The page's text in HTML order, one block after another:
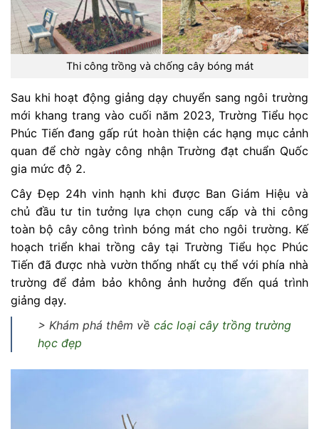
Thi công trồng và chống cây bóng mát
Sau khi hoạt động giảng dạy chuyển sang ngôi trường
mới khang trang vào cuối năm 2023, Trường Tiểu học
Phúc Tiến đang gấp rút hoàn thiện các hạng mục cảnh
quan để chờ ngày công nhận Trường đạt chuẩn Quốc
gia mức độ 2.
Cây Đẹp 24h vinh hạnh khi được Ban Giám Hiệu và
chủ đầu tư tin tưởng lựa chọn cung cấp và thi công
toàn bộ cây công trình bóng mát cho ngôi trường. Kế
hoạch triển khai trồng cây tại Trường Tiểu học Phúc
Tiến đã được nhà vườn thống nhất cụ thể với phía nhà
trường để đảm bảo không ảnh hưởng đến quá trình
giảng dạy.
> Khám phá thêm về các loại cây trồng trường
học đẹp